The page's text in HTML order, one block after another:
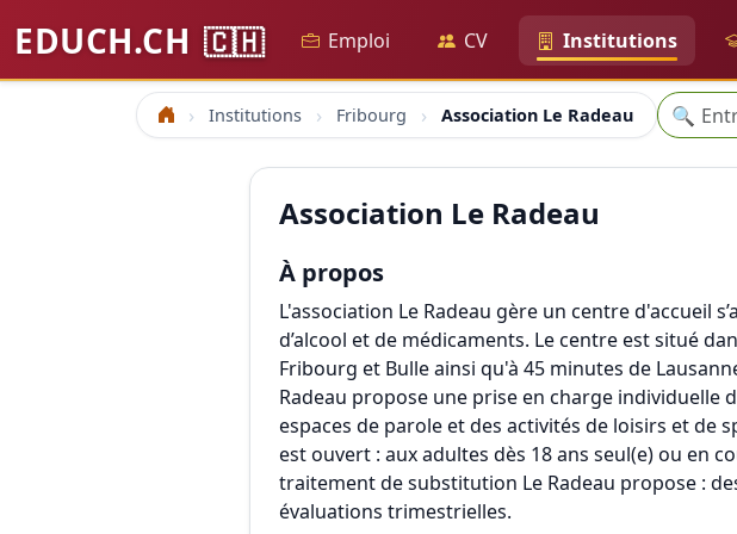
EDUCH.CH 🇨🇭 Emploi CV Institutions
Accueil Institutions Fribourg Association Le Radeau Recherche
🔍
Association Le Radeau
À propos
L'association Le Radeau gère un centre d'accueil
d’alcool et de médicaments. Le centre est situé
Fribourg et Bulle ainsi qu'à 45 minutes de
Radeau propose une prise en charge individuelle
espaces de parole et des activités de loisirs et de
est ouvert : aux adultes dès 18 ans seul(e) ou en
traitement de substitution Le Radeau propose :
évaluations trimestrielles.